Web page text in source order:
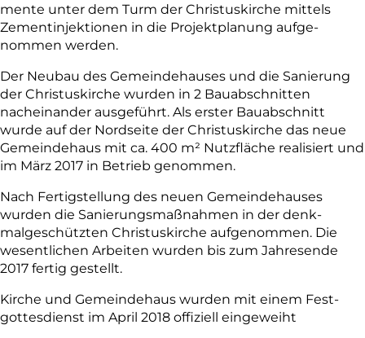
mente unter dem Turm der Christuskirche mittels
Zementinjektionen in die Projektplanung aufge­
nommen werden.
Der Neubau des Gemeindehauses und die Sanierung
der Christuskirche wurden in 2 Bauab­schnitten
nacheinander ausgeführt. Als erster Bauabschnitt
wurde auf der Nordseite der Chris­tuskirche das neue
Gemeindehaus mit ca. 400 m² Nutzfläche realisiert und
im März 2017 in Betrieb genommen.
Nach Fertigstellung des neuen Gemeindehauses
wurden die Sanierungsmaßnahmen in der denk­
malgeschützten Christuskirche aufgenommen. Die
wesentlichen Arbeiten wurden bis zum Jahresende
2017 fertig gestellt.
Kirche und Gemeindehaus wurden mit einem Fest­
gottesdienst im April 2018 offiziell eingeweiht